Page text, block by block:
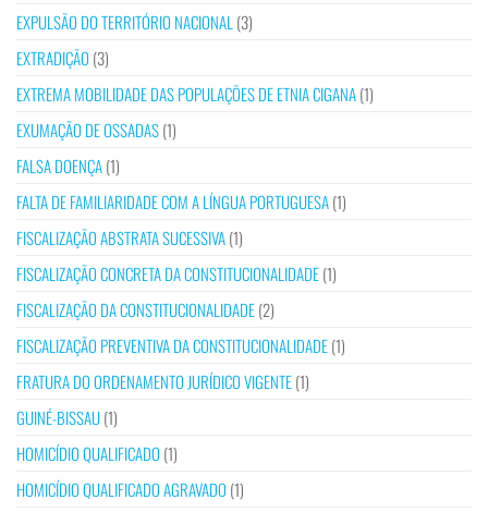
EXPULSÃO DO TERRITÓRIO NACIONAL (3)
EXTRADIÇÃO (3)
EXTREMA MOBILIDADE DAS POPULAÇÕES DE ETNIA CIGANA(1)
EXUMAÇÃO DE OSSADAS(1)
FALSA DOENÇA(1)
FALTA DE FAMILIARIDADE COM A LÍNGUA PORTUGUESA(1)
FISCALIZAÇÃO ABSTRATA SUCESSIVA(1)
FISCALIZAÇÃO CONCRETA DA CONSTITUCIONALIDADE(1)
FISCALIZAÇÃO DA CONSTITUCIONALIDADE(2)
FISCALIZAÇÃO PREVENTIVA DA CONSTITUCIONALIDADE(1)
FRATURA DO ORDENAMENTO JURÍDICO VIGENTE(1)
GUINÉ-BISSAU(1)
HOMICÍDIO QUALIFICADO (1)
HOMICÍDIO QUALIFICADO AGRAVADO (1)